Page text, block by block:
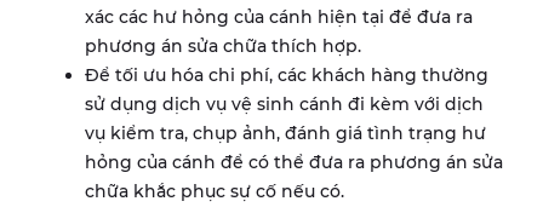
xác các hư hỏng của cánh hiện tại để đưa ra
phương án sửa chữa thích hợp.
Để tối ưu hóa chi phí, các khách hàng thường
sử dụng dịch vụ vệ sinh cánh đi kèm với dịch
vụ kiểm tra, chụp ảnh, đánh giá tình trạng hư
hỏng của cánh để có thể đưa ra phương án sửa
chữa khắc phục sự cố nếu có.